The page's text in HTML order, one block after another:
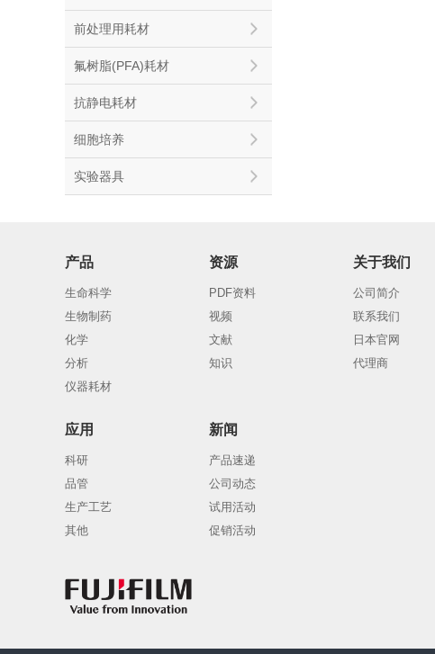
前处理用耗材
氟树脂(PFA)耗材
抗静电耗材
细胞培养
实验器具
产品
生命科学
生物制药
化学
分析
仪器耗材
资源
PDF资料
视频
文献
知识
关于我们
公司简介
联系我们
日本官网
代理商
应用
科研
品管
生产工艺
其他
新闻
产品速递
公司动态
试用活动
促销活动